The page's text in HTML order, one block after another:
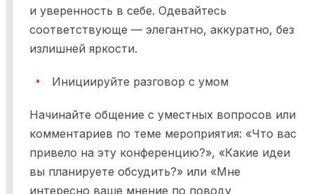
и уверенность в себе. Одевайтесь
соответствующе — элегантно, аккуратно, без
излишней яркости.
Инициируйте разговор с умом
Начинайте общение с уместных вопросов или
комментариев по теме мероприятия: «Что вас
привело на эту конференцию?», «Какие идеи
вы планируете обсудить?» или «Мне
интересно ваше мнение по поводу